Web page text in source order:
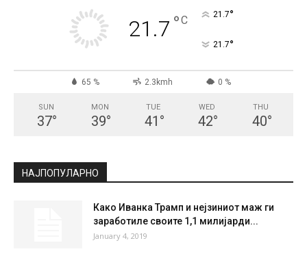
21.7 °C 21.7°
21.7°
65 % 2.3kmh 0 %
SUN
37°
MON
39°
TUE
41 °
WED
42°
THU
40°
НАЈПОПУЛАРНО
Како Иванка Трамп и нејзиниот маж ги
заработиле своите 1,1 милијарди...
January 4, 2019